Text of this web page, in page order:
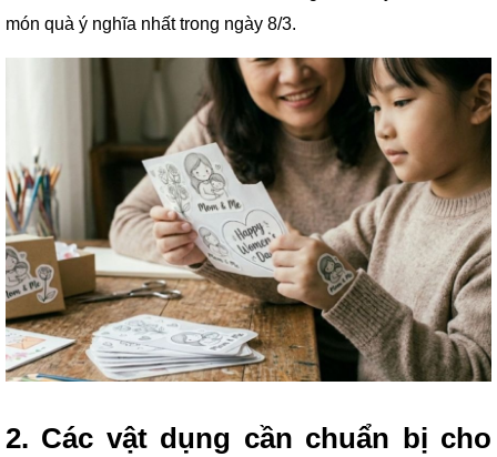
món quà ý nghĩa nhất trong ngày 8/3.
2. Các vật dụng cần chuẩn bị cho